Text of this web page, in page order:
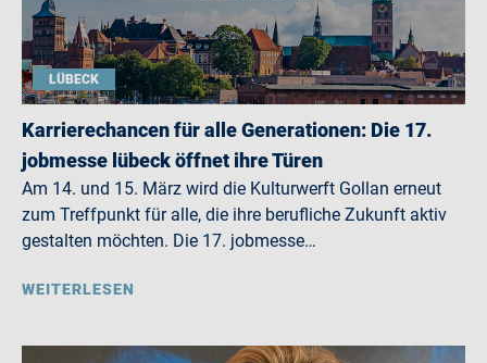
LÜBECK
Karrierechancen für alle Generationen: Die 17.
jobmesse lübeck öffnet ihre Türen
Am 14. und 15. März wird die Kulturwerft Gollan erneut
zum Treffpunkt für alle, die ihre berufliche Zukunft aktiv
gestalten möchten. Die 17. jobmesse…
WEITERLESEN